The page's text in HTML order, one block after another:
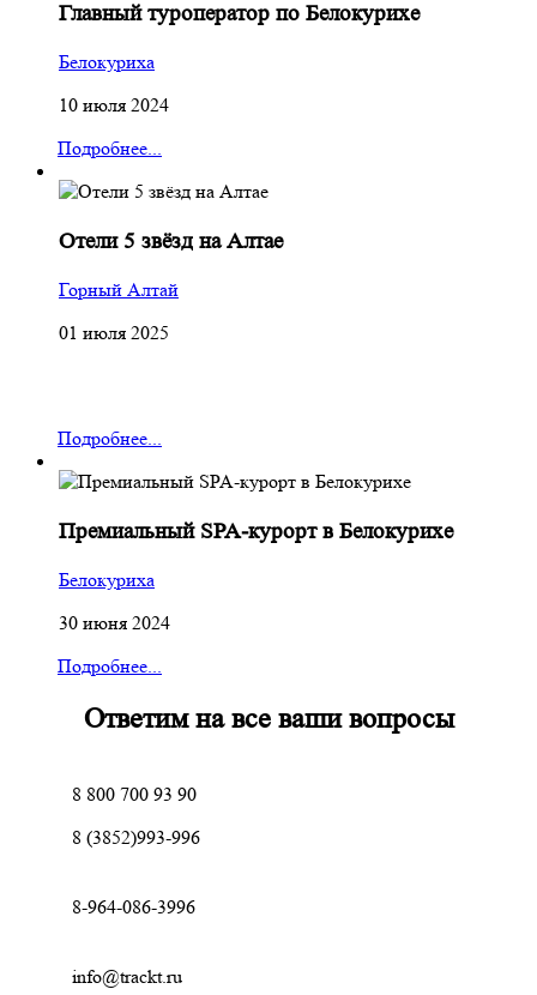
Главный туроператор по Белокурихе
Белокуриха
10 июля 2024
Подробнее...
Отели 5 звёзд на Алтае
Горный Алтай
01 июля 2025
Подробнее...
Премиальный SPA-курорт в Белокурихе
Белокуриха
30 июня 2024
Подробнее...
Ответим на все ваши вопросы
8 800 700 93 90
8 (3852)993-996
8-964-086-3996
info@trackt.ru